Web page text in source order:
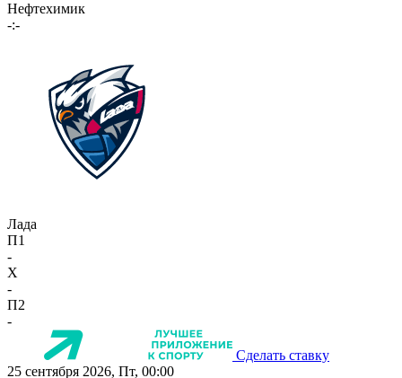
Нефтехимик
-:-
Лада
П1
-
X
-
П2
-
Сделать ставку
25 сентября 2026, Пт, 00:00